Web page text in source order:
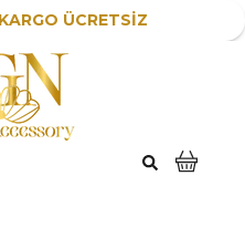
ÜCRETSİZ